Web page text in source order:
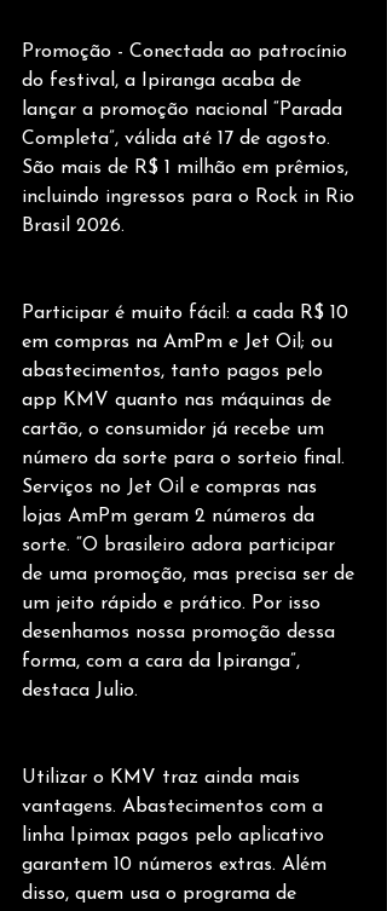
Promoção - Conectada ao patrocínio
do festival, a Ipiranga acaba de
lançar a promoção nacional “Parada
Completa”, válida até 17 de agosto.
São mais de R$ 1 milhão em prêmios,
incluindo ingressos para o Rock in Rio
Brasil 2026.
Participar é muito fácil: a cada R$ 10
em compras na AmPm e Jet Oil; ou
abastecimentos, tanto pagos pelo
app KMV quanto nas máquinas de
cartão, o consumidor já recebe um
número da sorte para o sorteio final.
Serviços no Jet Oil e compras nas
lojas AmPm geram 2 números da
sorte. “O brasileiro adora participar
de uma promoção, mas precisa ser de
um jeito rápido e prático. Por isso
desenhamos nossa promoção dessa
forma, com a cara da Ipiranga”,
destaca Julio.
Utilizar o KMV traz ainda mais
vantagens. Abastecimentos com a
linha Ipimax pagos pelo aplicativo
garantem 10 números extras. Além
disso, quem usa o programa de